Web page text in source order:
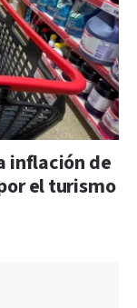
inflación de
el turismo